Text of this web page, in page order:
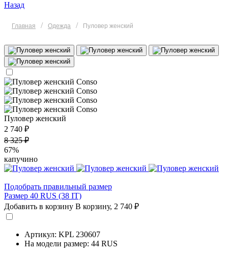
Назад
Главная / Одежда / Пуловер женский
Пуловер женский
2 740 ₽
8 325 ₽
67%
капучино
Подобрать правильный размер
Размер 40 RUS (38 IT)
Добавить в корзину В корзину, 2 740 ₽
Артикул: KPL 230607
На модели размер: 44 RUS